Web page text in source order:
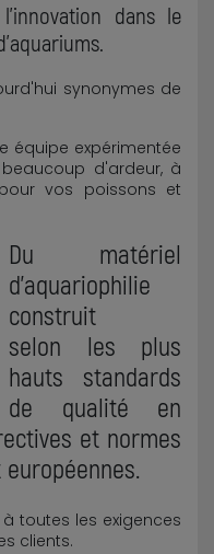
dans le
synonymes de
équipe expérimentée
d'ardeur, à
vos poissons et
Du matériel
d'aquariophilie
construit
selon les plus
hauts standards
de qualité en
et normes
toutes les exigences
clients.